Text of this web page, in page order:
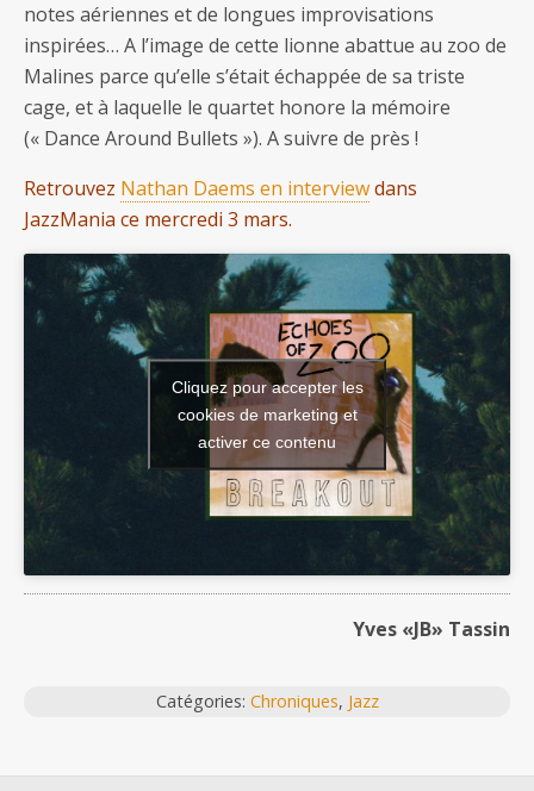
notes aériennes et de longues improvisations
inspirées… A l’image de cette lionne abattue au zoo de
Malines parce qu’elle s’était échappée de sa triste
cage, et à laquelle le quartet honore la mémoire
(« Dance Around Bullets »). A suivre de près !
Retrouvez Nathan Daems en interviewdans
JazzMania ce mercredi 3 mars.
Cliquez pour accepter les
cookies de marketing et
activer ce contenu
Yves «JB» Tassin
Catégories: Chroniques, Jazz